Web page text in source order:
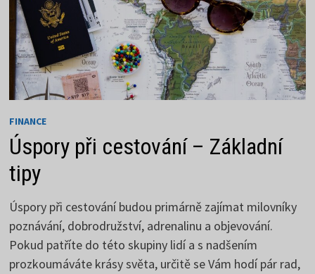
FINANCE
Úspory při cestování – Základní
tipy
Úspory při cestování budou primárně zajímat milovníky
poznávání, dobrodružství, adrenalinu a objevování.
Pokud patříte do této skupiny lidí a s nadšením
prozkoumáváte krásy světa, určitě se Vám hodí pár rad,